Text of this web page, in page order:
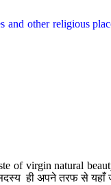
other religious
of virgin natural
ही अपने तरफ से यहाँ